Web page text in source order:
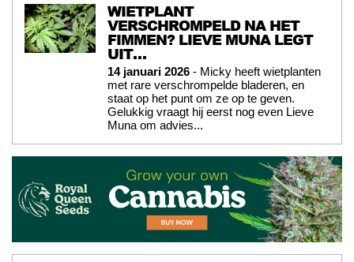
WIETPLANT
VERSCHROMPELD NA HET
FIMMEN? LIEVE MUNA LEGT
UIT…
14 januari 2026 - Micky heeft wietplanten
met rare verschrompelde bladeren, en
staat op het punt om ze op te geven.
Gelukkig vraagt hij eerst nog even Lieve
Muna om advies...